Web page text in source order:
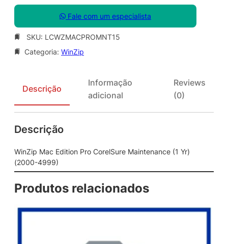
Fale com um especialista
SKU: LCWZMACPROMNT15
Categoria: WinZip
Descrição
Informação
adicional
Reviews
(0)
Descrição
WinZip Mac Edition Pro CorelSure Maintenance (1 Yr)
(2000-4999)
Produtos relacionados